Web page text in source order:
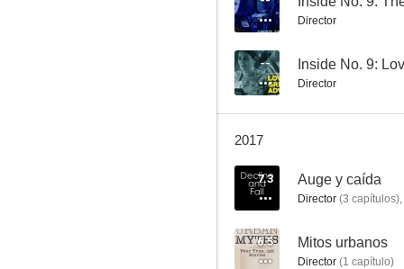
--
Inside No. 9: Love's Great Adventure
Director
-- Inside No. 9:
Director
2017
7.3 Auge y caída
Director (3 capítulos),
6.5 Mitos urbanos
Director (1 capítulo)